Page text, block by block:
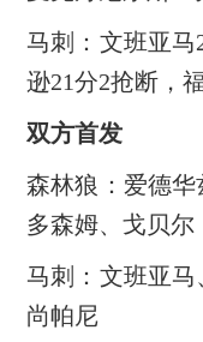
马刺：文班亚马
逊21分2抢断，
双方首发
森林狼：爱德华
多森姆、戈贝尔
马刺：文班亚马
尚帕尼